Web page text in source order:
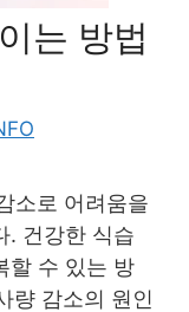
는 방법
소로 어려움을
. 건강한 식습
할 수 있는 방
량 감소의 원인